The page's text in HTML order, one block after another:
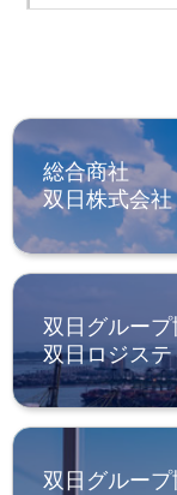
総合商社
双日株式会社
双日グルー
双日ロジス
双日グループ